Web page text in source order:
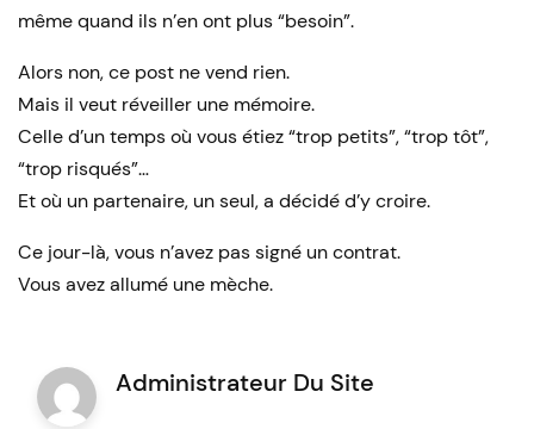
même quand ils n’en ont plus “besoin”.
Alors non, ce post ne vend rien.
Mais il veut réveiller une mémoire.
Celle d’un temps où vous étiez “trop petits”, “trop tôt”,
“trop risqués”…
Et où un partenaire, un seul, a décidé d’y croire.
Ce jour-là, vous n’avez pas signé un contrat.
Vous avez allumé une mèche.
Administrateur Du Site